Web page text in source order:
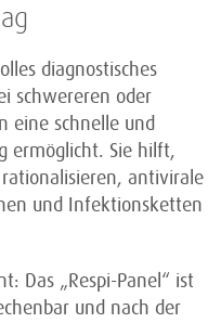
diagnostisches
schwereren oder
eine schnelle und
ermöglicht. Sie hilft,
antivirale
und Infektionsketten
Das „Respi-Panel“ ist
und nach der